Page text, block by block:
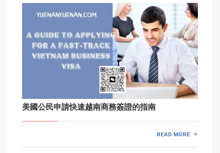
美國公民申請快速越南商務簽證的指南
READ MORE